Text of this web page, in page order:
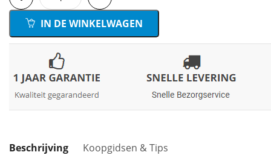
IN DE WINKELWAGEN
Beschrijving Koopgidsen & Tips